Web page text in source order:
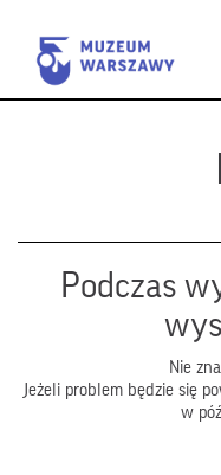
Podczas
Nie
Jeżeli problem będzie się
w